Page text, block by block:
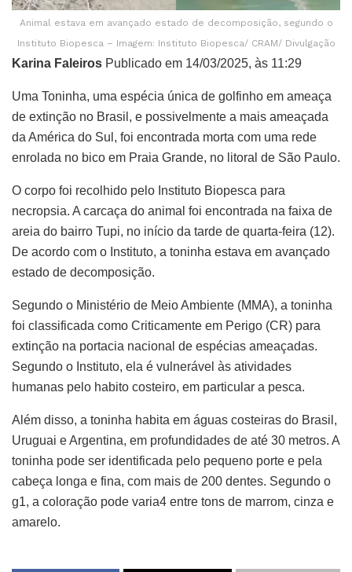
Animal estava em avançado estado de decomposição, segundo o
Instituto Biopesca – Imagem: Instituto Biopesca/ CRAM/ Divulgação
Karina Faleiros Publicado em 14/03/2025, às 11:29
Uma Toninha, uma espécia única de golfinho em ameaça
de extinção no Brasil, e possivelmente a mais ameaçada
da América do Sul, foi encontrada morta com uma rede
enrolada no bico em Praia Grande, no litoral de São Paulo.
O corpo foi recolhido pelo Instituto Biopesca para
necropsia. A carcaça do animal foi encontrada na faixa de
areia do bairro Tupi, no início da tarde de quarta-feira (12).
De acordo com o Instituto, a toninha estava em avançado
estado de decomposição.
Segundo o Ministério de Meio Ambiente (MMA), a toninha
foi classificada como Criticamente em Perigo (CR) para
extinção na portacia nacional de espécias ameaçadas.
Segundo o Instituto, ela é vulnerável às atividades
humanas pelo habito costeiro, em particular a pesca.
Além disso, a toninha habita em águas costeiras do Brasil,
Uruguai e Argentina, em profundidades de até 30 metros. A
toninha pode ser identificada pelo pequeno porte e pela
cabeça longa e fina, com mais de 200 dentes. Segundo o
g1, a coloração pode varia4 entre tons de marrom, cinza e
amarelo.